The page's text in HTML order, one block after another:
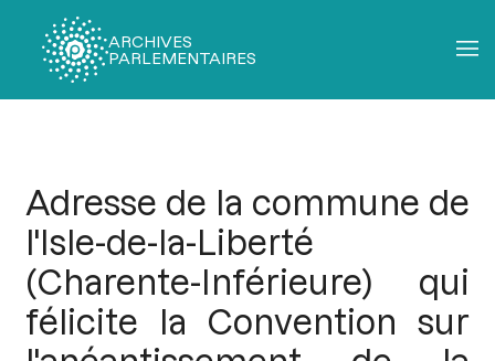
ARCHIVES
PARLEMENTAIRES
Adresse de la commune de
l'Isle-de-la-Liberté
(Charente-Inférieure) qui
félicite la Convention sur